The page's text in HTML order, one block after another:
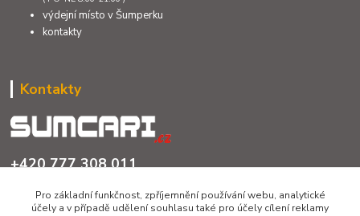
výdejní místo v Šumperku
kontakty
Kontakty
+420 777 308 011
info@sumcari.cz
Pro základní funkčnost, zpříjemnění používání webu, analytické
účely a v případě udělení souhlasu také pro účely cílení reklamy